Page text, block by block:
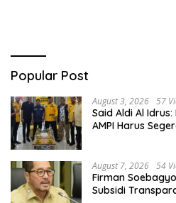
Popular Post
August 3, 2026 57
Said Aldi Al
AMPI Harus
August 7, 2026 54
Firman
Subsidi